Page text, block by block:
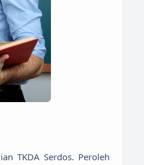
TKDA Serdos. Peroleh